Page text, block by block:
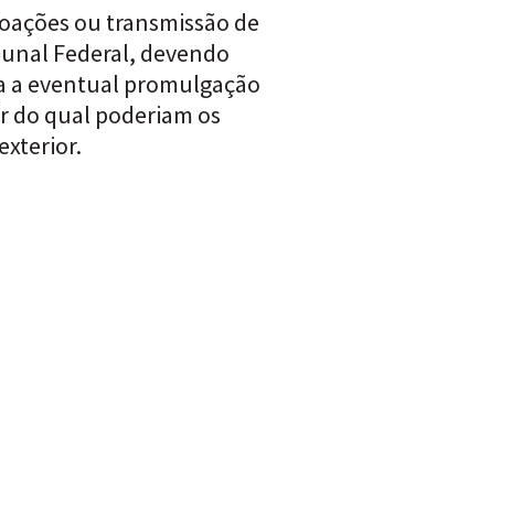
ou transmissão de
Federal, devendo
a eventual promulgação
do qual poderiam os